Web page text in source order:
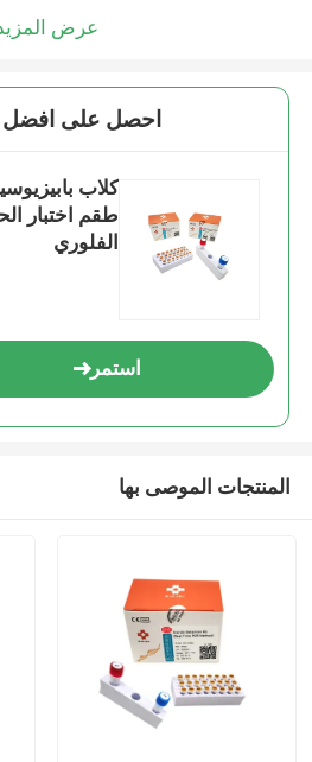
عرض
احصل على
الفلوري
استمر
المنتجات الموصى بها